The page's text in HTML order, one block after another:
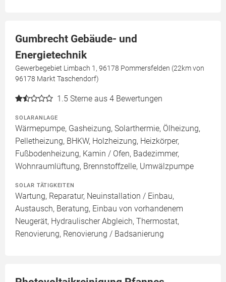
Gumbrecht Gebäude- und
Energietechnik
Gewerbegebiet Limbach 1, 96178 Pommersfelden (22km von
96178 Markt Taschendorf)
1.5 Sterne aus 4 Bewertungen
SOLARANLAGE
Wärmepumpe, Gasheizung, Solarthermie, Ölheizung,
Pelletheizung, BHKW, Holzheizung, Heizkörper,
Fußbodenheizung, Kamin / Ofen, Badezimmer,
Wohnraumlüftung, Brennstoffzelle, Umwälzpumpe
SOLAR TÄTIGKEITEN
Wartung, Reparatur, Neuinstallation / Einbau,
Austausch, Beratung, Einbau von vorhandenem
Neugerät, Hydraulischer Abgleich, Thermostat,
Renovierung, Renovierung / Badsanierung